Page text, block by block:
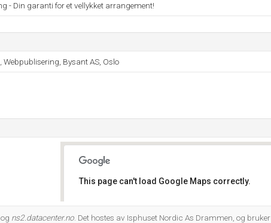
- Din garanti for et vellykket arrangement!
Bysant AS, Oslo
This page can't load Google Maps correctly.
, og ns2.datacenter.no . Det hostes av Isphuset Nordic As Drammen, og bruker